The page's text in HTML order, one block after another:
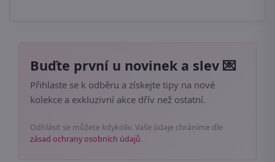
Buďte první u novinek a slev 💌
Přihlaste se k odběru a získejte tipy na nové
kolekce a exkluzivní akce dřív než ostatní.
Odhlásit se můžete kdykoliv. Vaše údaje chráníme dle
zásad ochrany osobních údajů.